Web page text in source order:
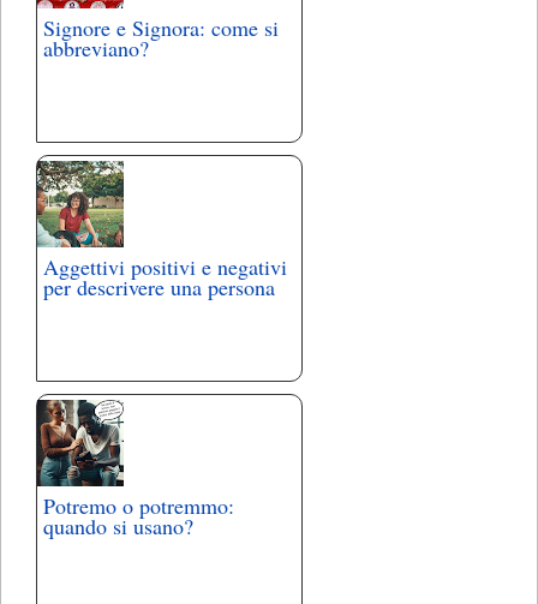
Signore e Signora: come si
abbreviano?
Aggettivi positivi e negativi
per descrivere una persona
Potremo o potremmo:
quando si usano?